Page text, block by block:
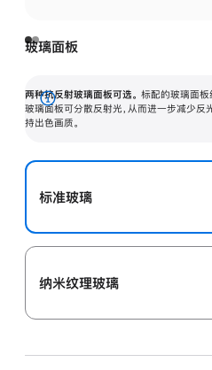
玻璃面板
两种抗反射玻璃面板可选。 标配的玻璃面板
玻璃面板可分散反射光，从而进一步减少反
持出色画质。
展
开
标准玻璃
纳米纹理玻璃